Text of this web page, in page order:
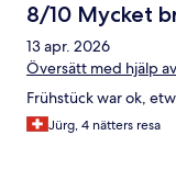
8/10 Mycket
13 apr. 2026
Översätt med hjälp
Frühstück war ok,
Jürg, 4 nätters resa